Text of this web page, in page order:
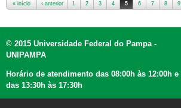
« início ‹ anterior 1 2 3 4 5 6 7 8 9
© 2015 Universidade Federal do Pampa -
UNIPAMPA
Horário de atendimento das 08:00h às 12:00h e
das 13:30h às 17:30h